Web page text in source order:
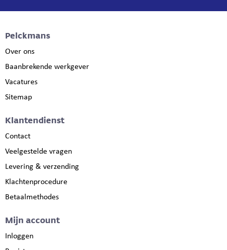
Pelckmans
Over ons
Baanbrekende werkgever
Vacatures
Sitemap
Klantendienst
Contact
Veelgestelde vragen
Levering & verzending
Klachtenprocedure
Betaalmethodes
Mijn account
Inloggen